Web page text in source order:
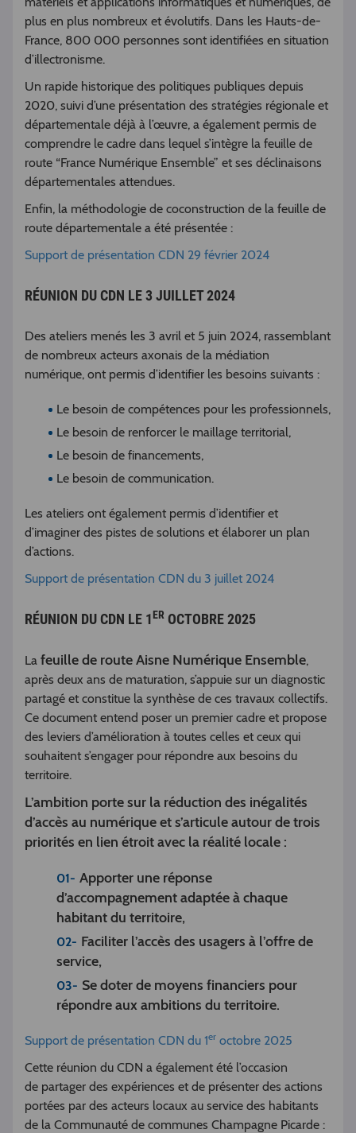
plus en plus nombreux et évolutifs. Dans les Hauts-de-
France, 800 000 personnes sont identifiées en situation
d’illectronisme.
Un rapide historique des politiques publiques depuis
2020, suivi d’une présentation des stratégies régionale et
départementale déjà à l’œuvre, a également permis de
comprendre le cadre dans lequel s’intègre la feuille de
route “France Numérique Ensemble” et ses déclinaisons
départementales attendues.
Enfin, la méthodologie de coconstruction de la feuille de
route départementale a été présentée :
Support de présentation CDN 29 février 2024
RÉUNION DU CDN LE 3 JUILLET 2024
Des ateliers menés les 3 avril et 5 juin 2024, rassemblant
de nombreux acteurs axonais de la médiation
numérique, ont permis d’identifier les besoins suivants :
Le besoin de compétences pour les professionnels,
Le besoin de renforcer le maillage territorial,
Le besoin de financements,
Le besoin de communication.
Les ateliers ont également permis d’identifier et
d’imaginer des pistes de solutions et élaborer un plan
d’actions.
Support de présentation CDN du 3 juillet 2024
RÉUNION DU CDN LE 1ER OCTOBRE 2025
La feuille de route Aisne Numérique Ensemble,
après deux ans de maturation, s’appuie sur un diagnostic
partagé et constitue la synthèse de ces travaux collectifs.
Ce document entend poser un premier cadre et propose
des leviers d’amélioration à toutes celles et ceux qui
souhaitent s’engager pour répondre aux besoins du
territoire.
L’ambition porte sur la réduction des inégalités
d’accès au numérique et s’articule autour de trois
priorités en lien étroit avec la réalité locale :
Apporter une réponse
d’accompagnement adaptée à chaque
habitant du territoire,
Faciliter l’accès des usagers à l’offre de
service,
Se doter de moyens financiers pour
répondre aux ambitions du territoire.
Support de présentation CDN du 1er octobre 2025
Cette réunion du CDN a également été l’occasion
de partager des expériences et de présenter des actions
portées par des acteurs locaux au service des habitants
de la Communauté de communes Champagne Picarde :